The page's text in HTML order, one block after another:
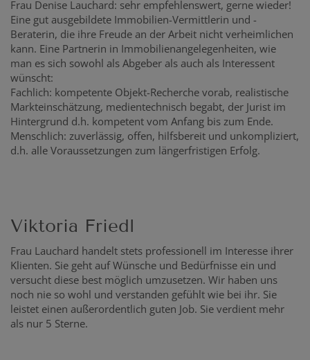
Frau Denise Lauchard: sehr empfehlenswert, gerne wieder!
Eine gut ausgebildete Immobilien-Vermittlerin und -
Beraterin, die ihre Freude an der Arbeit nicht verheimlichen
kann. Eine Partnerin in Immobilienangelegenheiten, wie
man es sich sowohl als Abgeber als auch als Interessent
wünscht:
Fachlich: kompetente Objekt-Recherche vorab, realistische
Markteinschätzung, medientechnisch begabt, der Jurist im
Hintergrund d.h. kompetent vom Anfang bis zum Ende.
Menschlich: zuverlässig, offen, hilfsbereit und unkompliziert,
d.h. alle Voraussetzungen zum längerfristigen Erfolg.
Viktoria Friedl
Frau Lauchard handelt stets professionell im Interesse ihrer
Klienten. Sie geht auf Wünsche und Bedürfnisse ein und
versucht diese best möglich umzusetzen. Wir haben uns
noch nie so wohl und verstanden gefühlt wie bei ihr. Sie
leistet einen außerordentlich guten Job. Sie verdient mehr
als nur 5 Sterne.